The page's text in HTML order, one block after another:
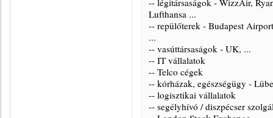
-- légitársaságok - WizzAir,
Lufthansa ...
-- repülőterek - Budapest
...
-- vasúttársaságok - UK, ...
-- IT vállalatok
-- Telco cégek
-- kórházak, egészségügy -
-- logisztikai vállalatok
-- segélyhívó / diszpécser